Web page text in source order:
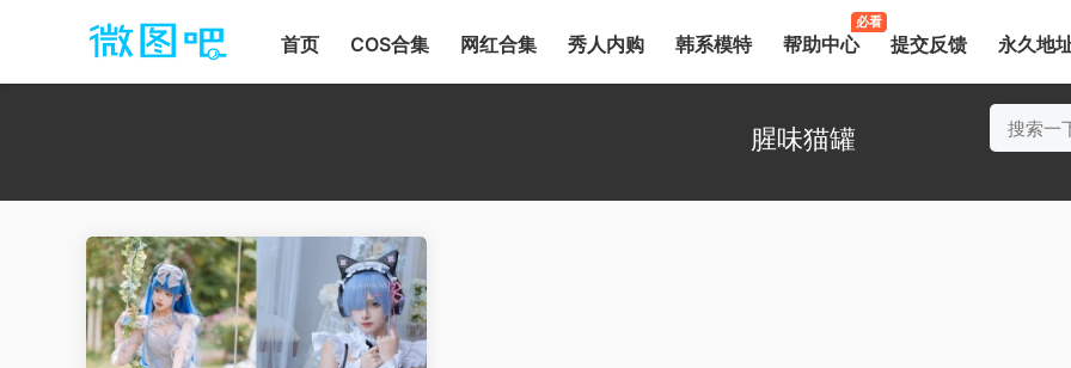
首页 COS合集 网红合集 秀人内购 韩系模特 帮助中心
必看
提交反馈 永久地
腥味猫罐